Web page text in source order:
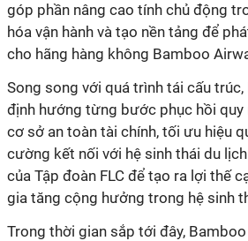
góp phần nâng cao tính chủ động
hóa vận hành và tạo nền tảng để
cho hãng hàng không Bamboo
Song song với quá trình tái cấu
định hướng từng bước phục hồi
cơ sở an toàn tài chính, tối ưu hiệu
cường kết nối với hệ sinh thái du
của Tập đoàn FLC để tạo ra lợi thế
gia tăng cộng hưởng trong hệ sinh
Trong thời gian sắp tới đây,